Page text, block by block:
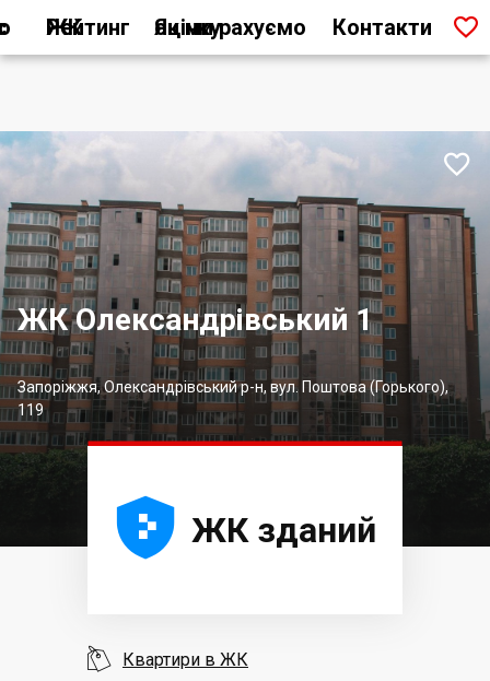
Рейтинг ЖК Як ми рахуємо оцінку Контакти 
ЖК Олександрівський 1
Запоріжжя, Олександрівський р-н, вул. Поштова (Горького),
119





 ЖК зданий
 Квартири в ЖК